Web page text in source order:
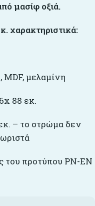
μασίφ οξιά.
χαρακτηριστικά:
MDF, μελαμίνη
88 εκ.
– το στρώμα δεν
του προτύπου PN-EN